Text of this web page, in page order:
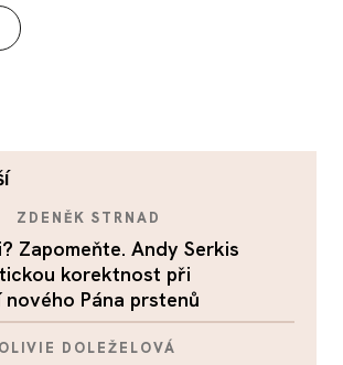
ZDENĚK STRNAD
Zapomeňte. Andy Serkis
korektnost při
Pána prstenů
OLIVIE DOLEŽELOVÁ